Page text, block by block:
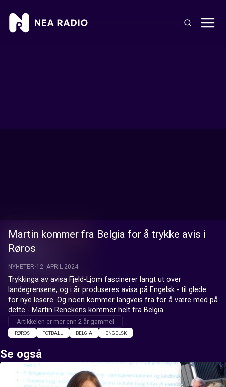
Martin kommer fra Belgia for å trykke avis i
Røros
NYHETER 12. APRIL 2024
Trykkinga av avisa Fjeld-Ljom fascinerer langt ut over
landegrensene, og i år produseres avisa på Engelsk - til glede
for nye lesere. Og noen kommer langveis fra for å være med på
dette - Martin Renckens kommer helt fra Belgia
Artikkelen er mer enn 2 år gammel
RØROS FOTBALL BELGIA ENGELSK
Se også